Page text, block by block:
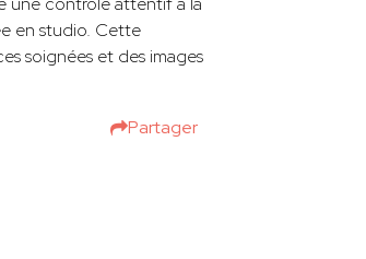
en studio. Cette
soignées et des images
Partager